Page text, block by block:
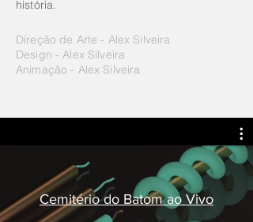
história.
Direção de Arte - Alex Silveira
Design - Alex Silveira
Animação - Alex Silveira
Cemitério do Batom ao Vivo